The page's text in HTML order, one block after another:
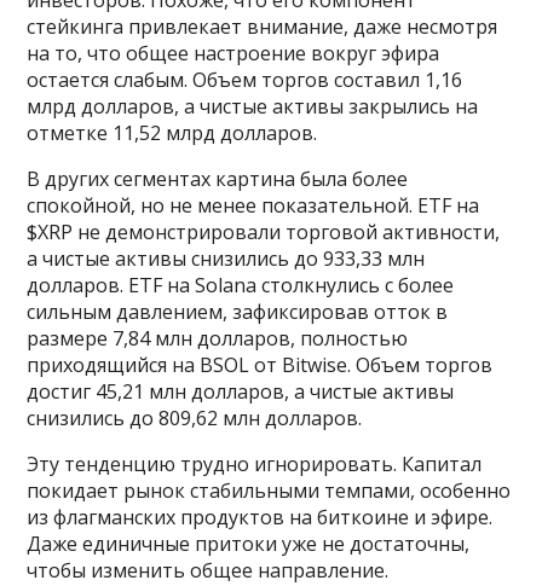
стейкинга привлекает внимание, даже несмотря
на то, что общее настроение вокруг эфира
остается слабым. Объем торгов составил 1,16
млрд долларов, а чистые активы закрылись на
отметке 11,52 млрд долларов.
В других сегментах картина была более
спокойной, но не менее показательной. ETF на
$XRP не демонстрировали торговой активности,
а чистые активы снизились до 933,33 млн
долларов. ETF на Solana столкнулись с более
сильным давлением, зафиксировав отток в
размере 7,84 млн долларов, полностью
приходящийся на BSOL от Bitwise. Объем торгов
достиг 45,21 млн долларов, а чистые активы
снизились до 809,62 млн долларов.
Эту тенденцию трудно игнорировать. Капитал
покидает рынок стабильными темпами, особенно
из флагманских продуктов на биткоине и эфире.
Даже единичные притоки уже не достаточны,
чтобы изменить общее направление.